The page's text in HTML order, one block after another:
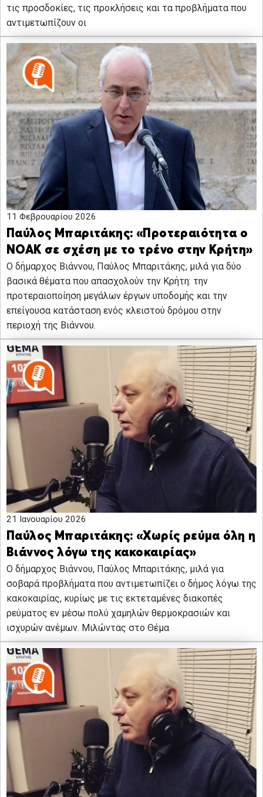
τις προσδοκίες, τις προκλήσεις και τα προβλήματα που
αντιμετωπίζουν οι
11 Φεβρουαρίου 2026
Παύλος Μπαριτάκης: «Προτεραιότητα ο
ΝΟΑΚ σε σχέση με το τρένο στην Κρήτη»
Ο δήμαρχος Βιάννου, Παύλος Μπαριτάκης, μιλά για δύο
βασικά θέματα που απασχολούν την Κρήτη: την
προτεραιοποίηση μεγάλων έργων υποδομής και την
επείγουσα κατάσταση ενός κλειστού δρόμου στην
περιοχή της Βιάννου.
21 Ιανουαρίου 2026
Παύλος Μπαριτάκης: «Χωρίς ρεύμα όλη η
Βιάννος λόγω της κακοκαιρίας»
Ο δήμαρχος Βιάννου, Παύλος Μπαριτάκης, μιλά για
σοβαρά προβλήματα που αντιμετωπίζει ο δήμος λόγω της
κακοκαιρίας, κυρίως με τις εκτεταμένες διακοπές
ρεύματος εν μέσω πολύ χαμηλών θερμοκρασιών και
ισχυρών ανέμων. Μιλώντας στο Θέμα